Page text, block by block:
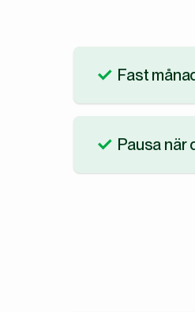
Fast
Vi värdesätter
och du vet alltid
Pausa när